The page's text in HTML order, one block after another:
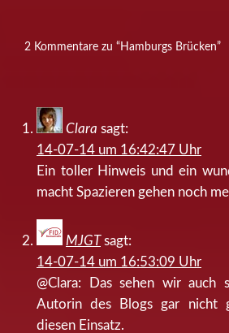
2 Kommentare zu “Hamburgs Brücken”
Clara sagt:
14-07-14 um 16:42:47 Uhr
Ein toller Hinweis und ein
macht Spazieren gehen noch
MJGT sagt:
14-07-14 um 16:53:09 Uhr
@Clara: Das sehen wir auch
Autorin des Blogs gar nicht
diesen Einsatz.